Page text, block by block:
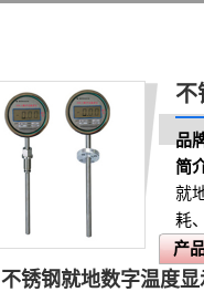
不
品
简
就
耗
产
不锈钢就地数字温度